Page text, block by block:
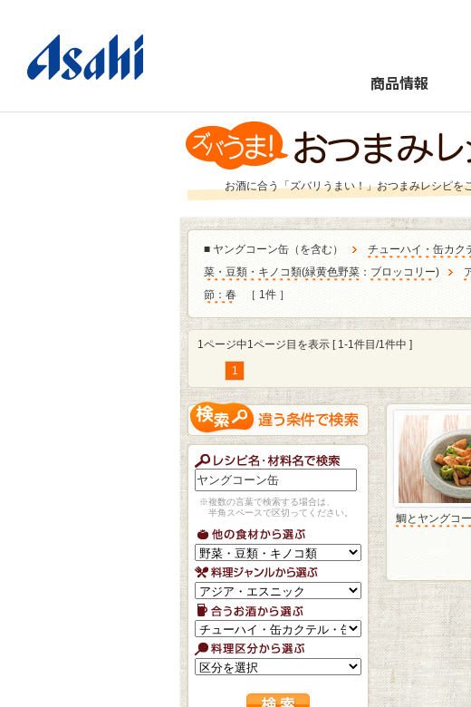
商品情報
お酒に合う「ズバリうまい！」おつまみレシピを
■ ヤングコーン缶（を含む） チューハイ・缶カク
菜・豆類・キノコ類(緑黄色野菜 ： ブロッコリー)
節：春
［ 1件 ］
1ページ中1ページ目を表示 [ 1-1件目/1件中 ]
1
※複数の言葉で検索する場合は、
半角スペースで区切ってください。
鯛とヤングコ